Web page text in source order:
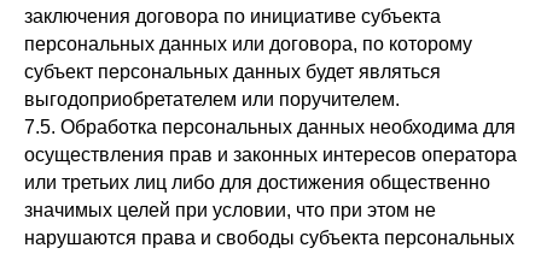
заключения договора по инициативе субъекта
персональных данных или договора, по которому
субъект персональных данных будет являться
выгодоприобретателем или поручителем.
7.5. Обработка персональных данных необходима для
осуществления прав и законных интересов оператора
или третьих лиц либо для достижения общественно
значимых целей при условии, что при этом не
нарушаются права и свободы субъекта персональных